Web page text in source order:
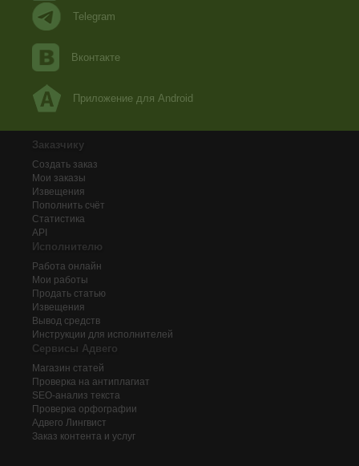
Telegram
Вконтакте
Приложение для Android
Заказчику
Создать заказ
Мои заказы
Извещения
Пополнить счёт
Статистика
API
Исполнителю
Работа онлайн
Мои работы
Продать статью
Извещения
Вывод средств
Инструкции для исполнителей
Сервисы Адвего
Магазин статей
Проверка на антиплагиат
SEO-анализ текста
Проверка орфографии
Адвего Лингвист
Заказ контента и услуг